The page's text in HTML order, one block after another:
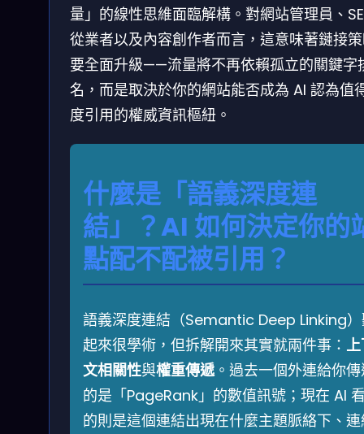
量」的線性思維面臨解構。對網站管理員、
從業者以及內容創作者而言，這意味著鏈接
要全面升級——流量將不再依賴孤立的關鍵字
名，而是取決於你的網站能否成為 AI 認為值
度引用的權威資訊樞紐。
什麼是「語義深度連
結」？AI 如何決定你的
點配不配被引用？
語義深度連結（Semantic Deep Linking
起來很學術，但拆解開來其實就兩件事：
文相關性與權重傳遞。過去一個外連給你
的是「PageRank」的數值訊號；現在 AI
的則是這個連結出現在什麼主題脈絡下、